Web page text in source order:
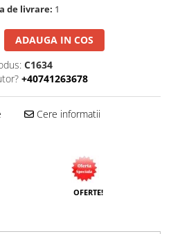
de livrare: 1
ADAUGA IN COS
C1634
+40741263678
Cere informatii
OFERTE!